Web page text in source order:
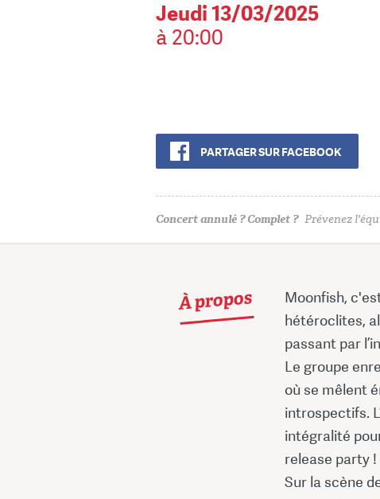
Jeudi 13/03/2025
à 20:00
PARTAGER SUR FACEBOOK
Concert annulé ? Complet ? Prévenez
À propos
Moonfish,
hétéroclites,
passant par
Le groupe
où se mêlent
introspectifs.
intégralité
release party !
Sur la scène